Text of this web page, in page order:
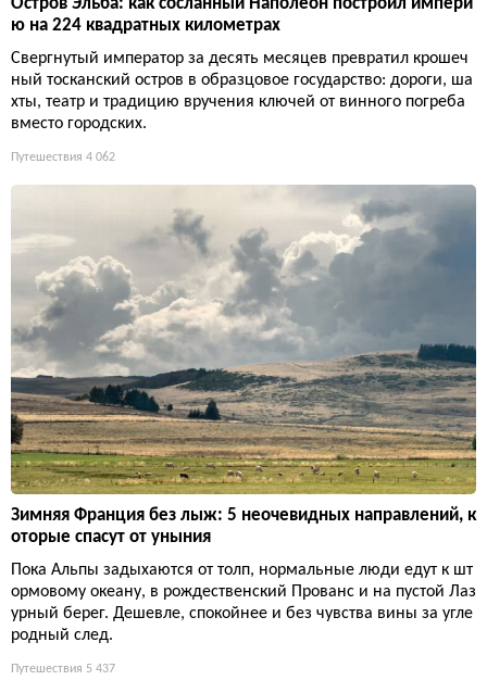
Остров Эльба: как сосланный Наполеон построил импери
ю на 224 квадратных километрах
Свергнутый император за десять месяцев превратил крошеч
ный тосканский остров в образцовое государство: дороги, ша
хты, театр и традицию вручения ключей от винного погреба
вместо городских.
Путешествия 4 062
Зимняя Франция без лыж: 5 неочевидных направлений, к
оторые спасут от уныния
Пока Альпы задыхаются от толп, нормальные люди едут к шт
ормовому океану, в рождественский Прованс и на пустой Лаз
урный берег. Дешевле, спокойнее и без чувства вины за угле
родный след.
Путешествия 5 437